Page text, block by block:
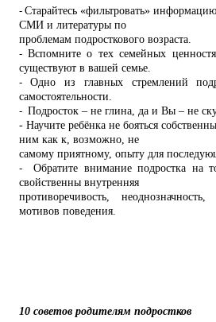
- Старайтесь «фильтровать»
СМИ и литературы по
проблемам подросткового возраста.
- Вспомните о тех семейных
существуют в вашей семье.
-
Одно из главных стремлений
самостоятельности.
- Подросток – не глина, да и Вы – не
- Научите ребёнка не бояться
ним как к, возможно, не
самому приятному, опыту для
-
Обратите внимание подростка на
свойственны внутренняя
противоречивость,
мотивов поведения.
10 советов родителям подростков